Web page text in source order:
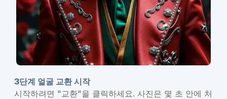
3단계 얼굴 교환 시작
시작하려면 "교환"을 클릭하세요. 사진은 몇 초 안에 처